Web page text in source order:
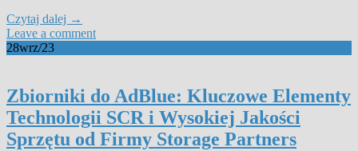
Czytaj dalej →
Leave a comment
28wrz/23
Zbiorniki do AdBlue: Kluczowe Elementy
Technologii SCR i Wysokiej Jakości
Sprzętu od Firmy Storage Partners